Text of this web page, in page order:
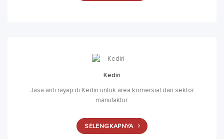
Kediri
Jasa anti rayap di Kediri untuk area komersial dan sektor
manufaktur.
SELENGKAPNYA